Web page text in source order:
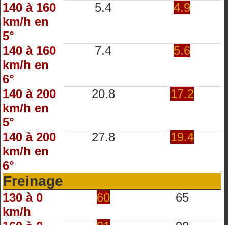
140 à 160
km/h en
5°
5.4 4.9
140 à 160
km/h en
6°
7.4 5.6
140 à 200
km/h en
5°
20.8 17.2
140 à 200
km/h en
6°
27.8 19.4
Freinage
130 à 0
km/h
60 65